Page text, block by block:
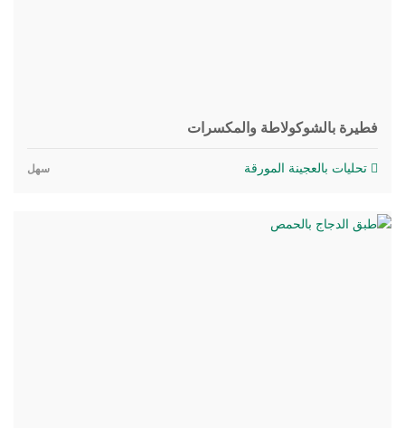
فطيرة بالشوكولاطة والمكسرات
تحليات بالعجينة المورقة سهل